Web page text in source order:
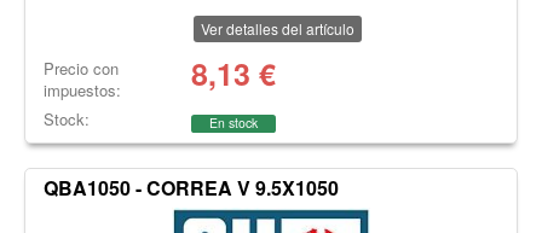
Ver detalles del artículo
Precio con
impuestos:
8,13 €
Stock: En stock
QBA1050 - CORREA V 9.5X1050